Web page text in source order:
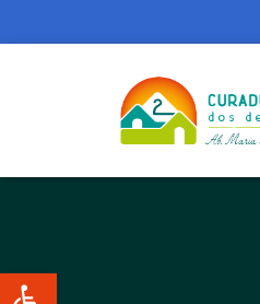
Abrir barra de